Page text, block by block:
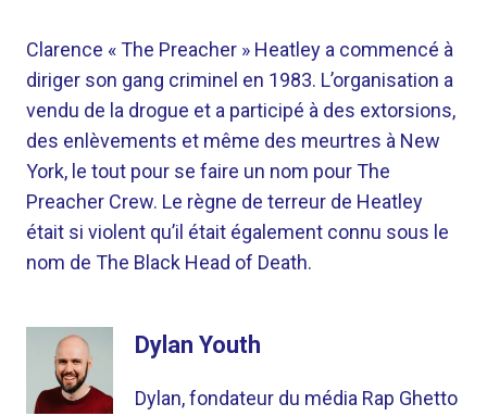
Clarence « The Preacher » Heatley a commencé à
diriger son gang criminel en 1983. L’organisation a
vendu de la drogue et a participé à des extorsions,
des enlèvements et même des meurtres à New
York, le tout pour se faire un nom pour The
Preacher Crew. Le règne de terreur de Heatley
était si violent qu’il était également connu sous le
nom de The Black Head of Death.
Dylan Youth
Dylan, fondateur du média Rap Ghetto